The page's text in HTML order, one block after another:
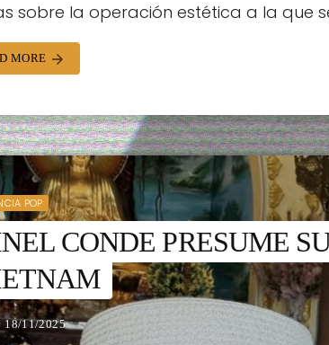
sobre la operación estética a la que
MORE arrow_forward
POP
CONDE PRESUME
18/11/2025